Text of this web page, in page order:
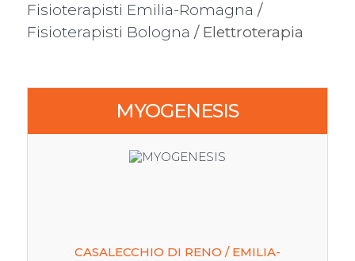
Fisioterapisti Emilia-Romagna /
Fisioterapisti Bologna / Elettroterapia
MYOGENESIS
CASALECCHIO DI RENO / EMILIA-